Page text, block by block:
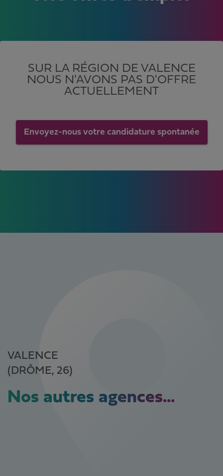
SUR LA RÉGION DE VALENCE
NOUS N'AVONS PAS D'OFFRE
ACTUELLEMENT
Envoyez-nous votre candidature spontanée
VALENCE
(DRÔME, 26)
Nos autres agences...